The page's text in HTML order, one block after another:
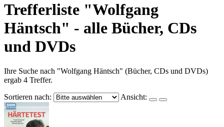
Trefferliste "Wolfgang
Häntsch" - alle Bücher, CDs
und DVDs
Ihre Suche nach "Wolfgang Häntsch" (Bücher, CDs und DVDs)
ergab 4 Treffer.
Sortieren nach:
Ansicht: